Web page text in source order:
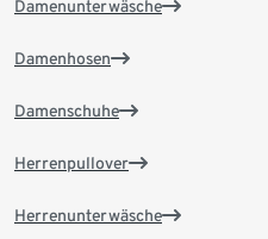
Damenunterwäsche
Damenhosen
Damenschuhe
Herrenpullover
Herrenunterwäsche